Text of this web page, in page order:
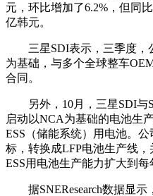
元，环比增加了6.2%，但同
亿韩元。
三星SDI表示，三季度，
为基础，与多个全球整车
合同。
另外，10月，三星SDI与
启动以NCA为基础的电池生
ESS（储能系统）用电池。
标，转换成LFP电池生产线
ESS用电池生产能力扩大到每
据SNEResearch数据显